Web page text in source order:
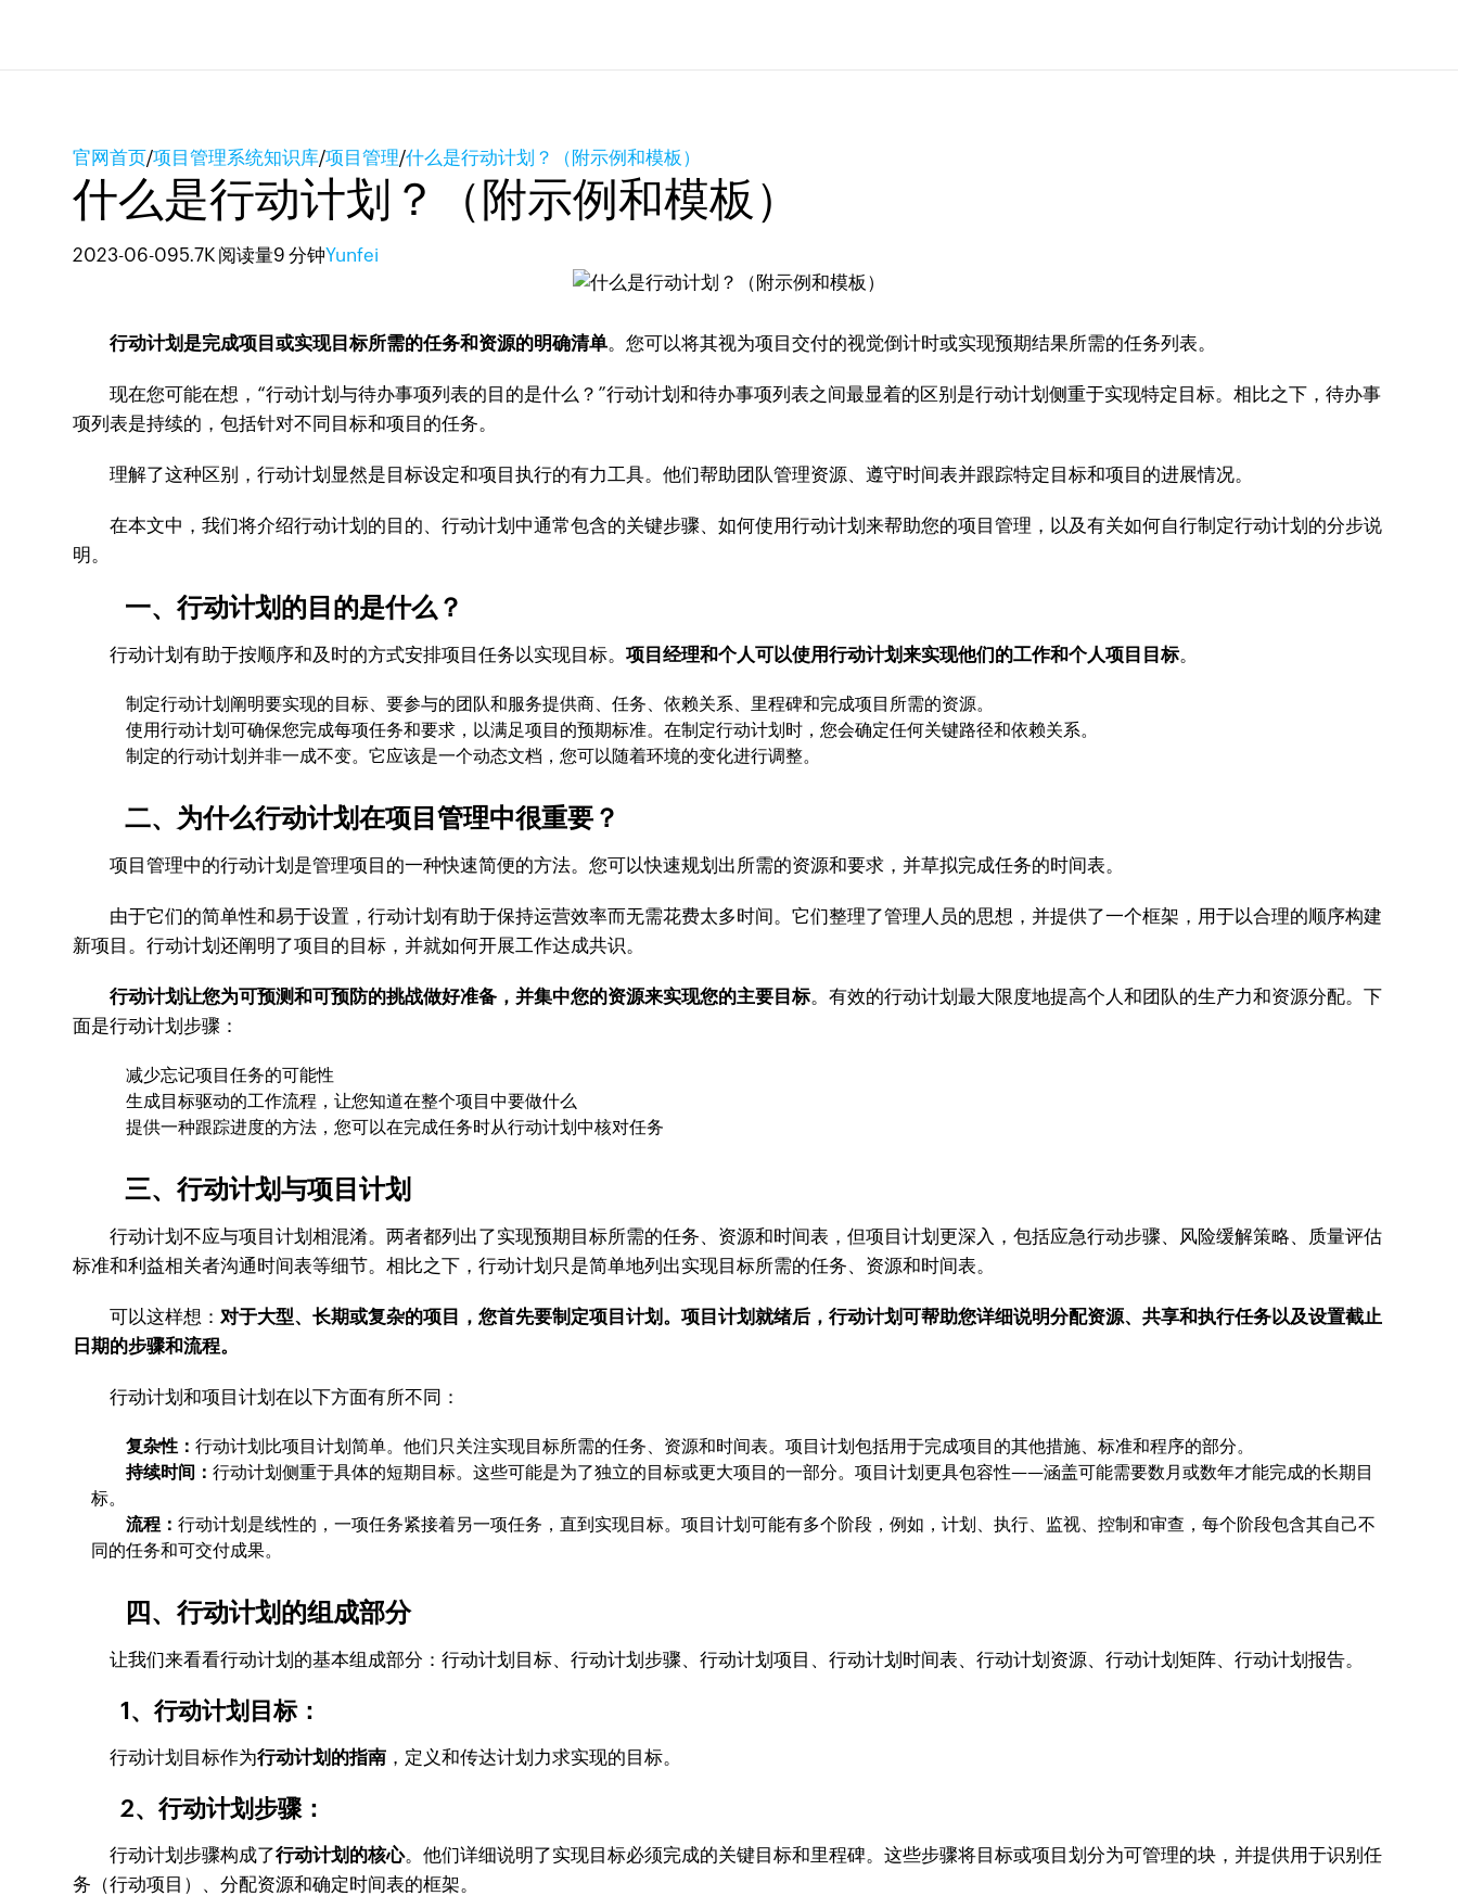
官网首页/项目管理系统知识库/项目管理/什么是行动计划？（附示例和模板）
什么是行动计划？（附示例和模板）
2023-06-095.7K 阅读量9 分钟Yunfei
行动计划是完成项目或实现目标所需的任务和资源的明确清单。您可以将其视为项目交付的视觉倒计时或实现预期结果所需的任务列表。
现在您可能在想，“行动计划与待办事项列表的目的是什么？”行动计划和待办事项列表之间最显着的区别是行动计划侧重于实现特定目标。相比之下，待办事
项列表是持续的，包括针对不同目标和项目的任务。
理解了这种区别，行动计划显然是目标设定和项目执行的有力工具。他们帮助团队管理资源、遵守时间表并跟踪特定目标和项目的进展情况。
在本文中，我们将介绍行动计划的目的、行动计划中通常包含的关键步骤、如何使用行动计划来帮助您的项目管理，以及有关如何自行制定行动计划的分步说
明。
一、行动计划的目的是什么？
行动计划有助于按顺序和及时的方式安排项目任务以实现目标。项目经理和个人可以使用行动计划来实现他们的工作和个人项目目标。
制定行动计划阐明要实现的目标、要参与的团队和服务提供商、任务、依赖关系、里程碑和完成项目所需的资源。
使用行动计划可确保您完成每项任务和要求，以满足项目的预期标准。在制定行动计划时，您会确定任何关键路径和依赖关系。
制定的行动计划并非一成不变。它应该是一个动态文档，您可以随着环境的变化进行调整。
二、为什么行动计划在项目管理中很重要？
项目管理中的行动计划是管理项目的一种快速简便的方法。您可以快速规划出所需的资源和要求，并草拟完成任务的时间表。
由于它们的简单性和易于设置，行动计划有助于保持运营效率而无需花费太多时间。它们整理了管理人员的思想，并提供了一个框架，用于以合理的顺序构建
新项目。行动计划还阐明了项目的目标，并就如何开展工作达成共识。
行动计划让您为可预测和可预防的挑战做好准备，并集中您的资源来实现您的主要目标。有效的行动计划最大限度地提高个人和团队的生产力和资源分配。下
面是行动计划步骤：
减少忘记项目任务的可能性
生成目标驱动的工作流程，让您知道在整个项目中要做什么
提供一种跟踪进度的方法，您可以在完成任务时从行动计划中核对任务
三、行动计划与项目计划
行动计划不应与项目计划相混淆。两者都列出了实现预期目标所需的任务、资源和时间表，但项目计划更深入，包括应急行动步骤、风险缓解策略、质量评估
标准和利益相关者沟通时间表等细节。相比之下，行动计划只是简单地列出实现目标所需的任务、资源和时间表。
可以这样想：对于大型、长期或复杂的项目，您首先要制定项目计划。项目计划就绪后，行动计划可帮助您详细说明分配资源、共享和执行任务以及设置截止
日期的步骤和流程。
行动计划和项目计划在以下方面有所不同：
复杂性：行动计划比项目计划简单。他们只关注实现目标所需的任务、资源和时间表。项目计划包括用于完成项目的其他措施、标准和程序的部分。
持续时间：行动计划侧重于具体的短期目标。这些可能是为了独立的目标或更大项目的一部分。项目计划更具包容性——涵盖可能需要数月或数年才能完成的长期目
标。
流程：行动计划是线性的，一项任务紧接着另一项任务，直到实现目标。项目计划可能有多个阶段，例如，计划、执行、监视、控制和审查，每个阶段包含其自己不
同的任务和可交付成果。
四、行动计划的组成部分
让我们来看看行动计划的基本组成部分：行动计划目标、行动计划步骤、行动计划项目、行动计划时间表、行动计划资源、行动计划矩阵、行动计划报告。
1、行动计划目标：
行动计划目标作为行动计划的指南 ，定义和传达计划力求实现的目标。
2、行动计划步骤：
行动计划步骤构成了行动计划的核心。他们详细说明了实现目标必须完成的关键目标和里程碑。这些步骤将目标或项目划分为可管理的块，并提供用于识别任
务（行动项目）、分配资源和确定时间表的框架。